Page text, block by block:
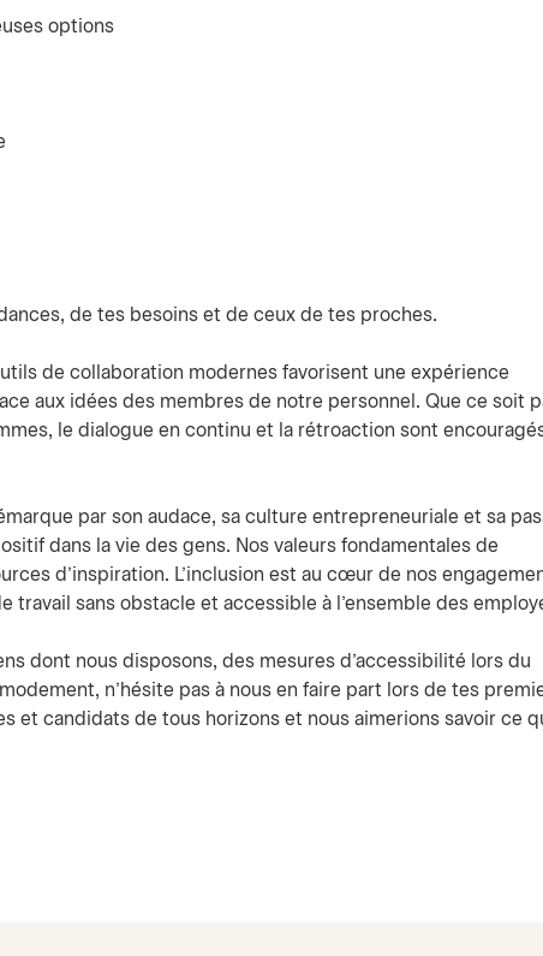
options
de tes besoins et de ceux de tes proches.
de collaboration modernes favorisent une expérience
aux idées des membres de notre personnel. Que ce soit
le dialogue en continu et la rétroaction sont
par son audace, sa culture entrepreneuriale et sa
dans la vie des gens. Nos valeurs fondamentales de
d’inspiration. L’inclusion est au cœur de nos
sans obstacle et accessible à l’ensemble des
dont nous disposons, des mesures d’accessibilité lors du
n’hésite pas à nous en faire part lors de tes
et candidats de tous horizons et nous aimerions savoir ce